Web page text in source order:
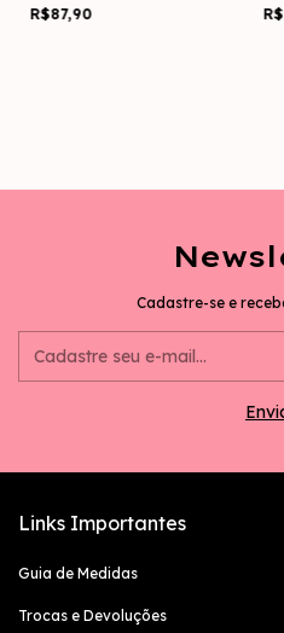
R$87,90
Cadastre-se e
Links Importantes
Guia de Medidas
Trocas e Devoluções